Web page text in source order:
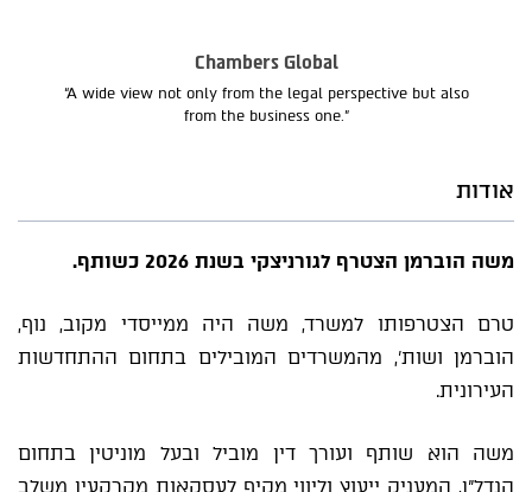
Chambers Global
“A wide view not only from the legal perspective but also
from the business one.”
אודות
משה הוברמן הצטרף לגורניצקי בשנת 2026 כשותף.
טרם הצטרפותו למשרד, משה היה ממייסדי מקוב, נוף,
הוברמן ושות', מהמשרדים המובילים בתחום ההתחדשות
העירונית.
משה הוא שותף ועורך דין מוביל ובעל מוניטין בתחום
הנדל"ן, המעניק ייעוץ וליווי מקיף לעסקאות מקרקעין משלב